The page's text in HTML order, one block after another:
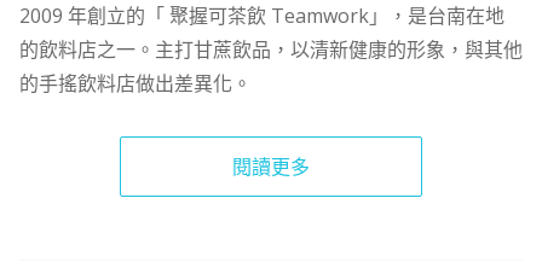
2009 年創立的「 聚握可茶飲 Teamwork」，是台南在地
的飲料店之一。主打甘蔗飲品，以清新健康的形象，與其他
的手搖飲料店做出差異化。
閱讀更多